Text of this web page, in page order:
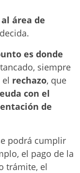
área de
es donde
siempre
rechazo, que
con el
de
podrá cumplir
el pago de la
trámite, el